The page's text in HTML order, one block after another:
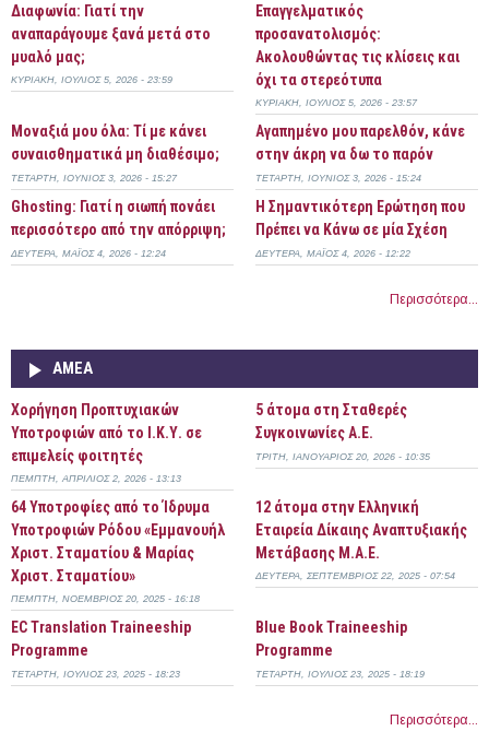
Διαφωνία: Γιατί την
αναπαράγουμε ξανά μετά στο
μυαλό μας;
ΚΥΡΙΑΚΉ, ΙΟΎΛΙΟΣ 5, 2026 - 23:59
Επαγγελματικός
προσανατολισμός:
Ακολουθώντας τις κλίσεις και
όχι τα στερεότυπα
ΚΥΡΙΑΚΉ, ΙΟΎΛΙΟΣ 5, 2026 - 23:57
Μοναξιά μου όλα: Τί με κάνει
συναισθηματικά μη διαθέσιμο;
ΤΕΤΆΡΤΗ, ΙΟΎΝΙΟΣ 3, 2026 - 15:27
Αγαπημένο μου παρελθόν, κάνε
στην άκρη να δω το παρόν
ΤΕΤΆΡΤΗ, ΙΟΎΝΙΟΣ 3, 2026 - 15:24
Ghosting: Γιατί η σιωπή πονάει
περισσότερο από την απόρριψη;
ΔΕΥΤΈΡΑ, ΜΆΙΟΣ 4, 2026 - 12:24
Η Σημαντικότερη Ερώτηση που
Πρέπει να Κάνω σε μία Σχέση
ΔΕΥΤΈΡΑ, ΜΆΙΟΣ 4, 2026 - 12:22
Περισσότερα...
ΑΜΕΑ
Χορήγηση Προπτυχιακών
Υποτροφιών από το Ι.Κ.Υ. σε
επιμελείς φοιτητές
ΠΈΜΠΤΗ, ΑΠΡΊΛΙΟΣ 2, 2026 - 13:13
5 άτομα στη Σταθερές
Συγκοινωνίες Α.Ε.
ΤΡΊΤΗ, ΙΑΝΟΥΆΡΙΟΣ 20, 2026 - 10:35
64 Υποτροφίες από το Ίδρυμα
Υποτροφιών Ρόδου «Εμμανουήλ
Χριστ. Σταματίου & Μαρίας
Χριστ. Σταματίου»
ΠΈΜΠΤΗ, ΝΟΈΜΒΡΙΟΣ 20, 2025 - 16:18
12 άτομα στην Ελληνική
Εταιρεία Δίκαιης Αναπτυξιακής
Μετάβασης Μ.Α.Ε.
ΔΕΥΤΈΡΑ, ΣΕΠΤΈΜΒΡΙΟΣ 22, 2025 - 07:54
EC Translation Traineeship
Programme
ΤΕΤΆΡΤΗ, ΙΟΎΛΙΟΣ 23, 2025 - 18:23
Blue Book Traineeship
Programme
ΤΕΤΆΡΤΗ, ΙΟΎΛΙΟΣ 23, 2025 - 18:19
Περισσότερα...